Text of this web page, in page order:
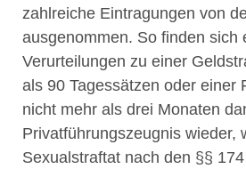
zahlreiche Eintragungen von
ausgenommen. So finden sich
Verurteilungen zu einer
als 90 Tagessätzen oder einer
nicht mehr als drei Monaten
Privatführungszeugnis wieder,
Sexualstraftat nach den §§